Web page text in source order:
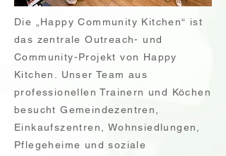
Die „Happy Community Kitchen“ ist
das zentrale Outreach- und
Community-Projekt von Happy
Kitchen. Unser Team aus
professionellen Trainern und Köchen
besucht Gemeindezentren,
Einkaufszentren, Wohnsiedlungen,
Pflegeheime und soziale